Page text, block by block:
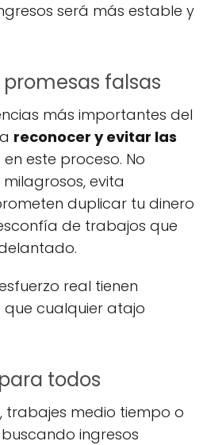
será más estable y
falsas
más importantes del
reconocer y evitar las
este proceso. No
evita
duplicar tu dinero
de trabajos que
real tienen
que cualquier atajo
todos
trabajes medio tiempo o
ingresos